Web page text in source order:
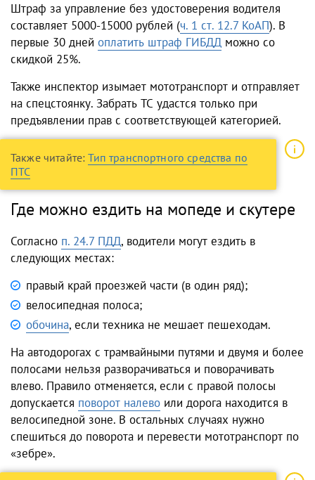
Штраф за управление без удостоверения водителя
составляет 5000-15000 рублей (ч. 1 ст. 12.7 КоАП). В
первые 30 дней оплатить штраф ГИБДД можно со
скидкой 25%.
Также инспектор изымает мототранспорт и отправляет
на спецстоянку. Забрать ТС удастся только при
предъявлении прав с соответствующей категорией.
Также читайте:Тип транспортного средства по
ПТС
Где можно ездить на мопеде и скутере
Согласно п. 24.7 ПДД, водители могут ездить в
следующих местах:
правый край проезжей части (в один ряд);
велосипедная полоса;
обочина, если техника не мешает пешеходам.
На автодорогах с трамвайными путями и двумя и более
полосами нельзя разворачиваться и поворачивать
влево. Правило отменяется, если с правой полосы
допускается поворот налево или дорога находится в
велосипедной зоне. В остальных случаях нужно
спешиться до поворота и перевести мототранспорт по
«зебре».